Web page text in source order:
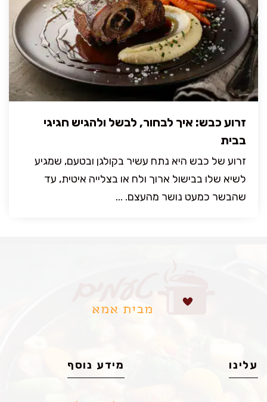
זרוע כבש: איך לבחור, לבשל ולהגיש חגיגי
בבית
זרוע של כבש היא נתח עשיר בקולגן ובטעם, שמגיע
לשיא שלו בבישול ארוך ולח או בצלייה איטית, עד
שהבשר כמעט נושר מהעצם. ...
עלינו מידע נוסף